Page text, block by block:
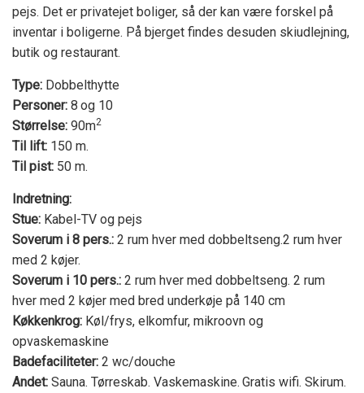
pejs. Det er privatejet boliger, så der kan være forskel på
inventar i boligerne. På bjerget findes desuden skiudlejning,
butik og restaurant.
Type: Dobbelthytte
Personer: 8 og 10
Størrelse: 90m2
Til lift: 150 m.
Til pist: 50 m.
Indretning:
Stue: Kabel-TV og pejs
Soverum i 8 pers.: 2 rum hver med dobbeltseng.2 rum hver
med 2 køjer.
Soverum i 10 pers.: 2 rum hver med dobbeltseng. 2 rum
hver med 2 køjer med bred underkøje på 140 cm
Køkkenkrog: Køl/frys, elkomfur, mikroovn og
opvaskemaskine
Badefaciliteter: 2 wc/douche
Andet: Sauna. Tørreskab. Vaskemaskine. Gratis wifi. Skirum.